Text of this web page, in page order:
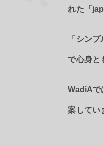
れた「
「シン
で心身と
WadiAで
案してい